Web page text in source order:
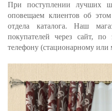
При поступлении лучших
оповещаем клиентов об
отдела каталога. Наш
покупателей через сайт,
телефону (стационарному или